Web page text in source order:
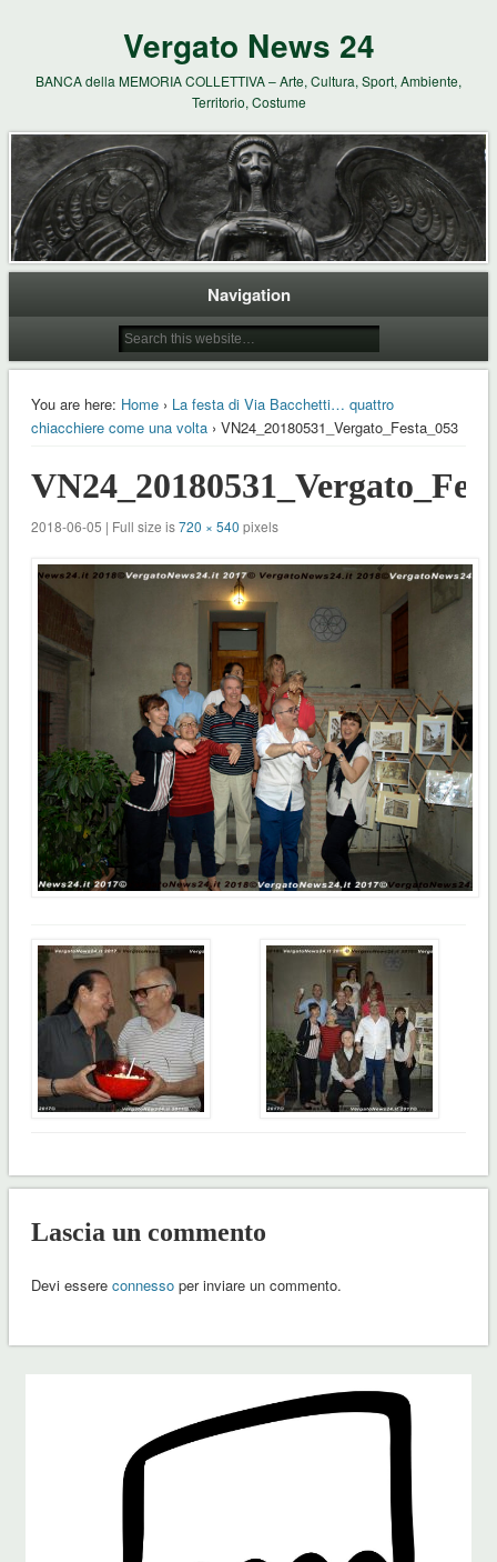
Vergato News 24
BANCA della MEMORIA COLLETTIVA – Arte, Cultura, Sport, Ambiente,
Territorio, Costume
Navigation
You are here: Home› La festa di Via Bacchetti… quattro
chiacchiere come una volta› VN24_20180531_Vergato_Festa_053
2018-06-05 | Full size is720 × 540 pixels
Lascia un commento
Devi essere connessoper inviare un commento.